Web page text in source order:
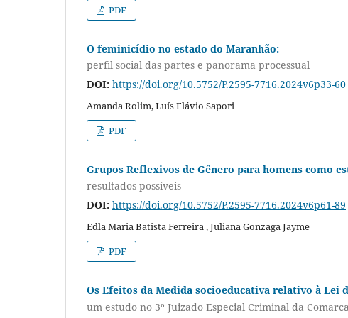
PDF
O feminicídio no estado do Maranhão:
perfil social das partes e panorama processual
DOI: https://doi.org/10.5752/P.2595-7716.2024v6p33-60
Amanda Rolim, Luís Flávio Sapori
PDF
Grupos Reflexivos de Gênero para homens como
resultados possíveis
DOI: https://doi.org/10.5752/P.2595-7716.2024v6p61-89
Edla Maria Batista Ferreira , Juliana Gonzaga Jayme
PDF
Os Efeitos da Medida socioeducativa relativo à Lei
um estudo no 3º Juizado Especial Criminal da